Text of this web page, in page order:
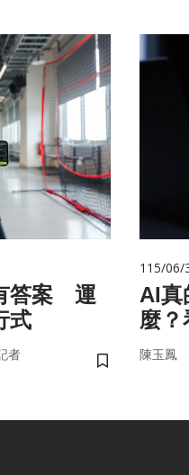
答案 運
式
者
儲存書籤
115/06/
AI真
麼
言科
陳玉鳳